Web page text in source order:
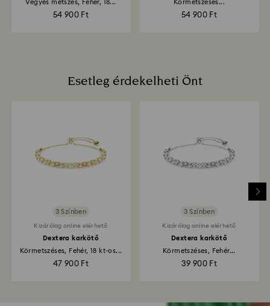
Vegyes metszés, Fehér, 18...
54 900 Ft
Körmetszéses...
54 900 Ft
Esetleg érdekelheti Önt
3 Színben
Kizárólag online elérhető
Dextera karkötő
Körmetszéses, Fehér, 18 kt-os...
47 900 Ft
3 Színben
Kizárólag online elérhető
Dextera karkötő
Körmetszéses, Fehér...
39 900 Ft